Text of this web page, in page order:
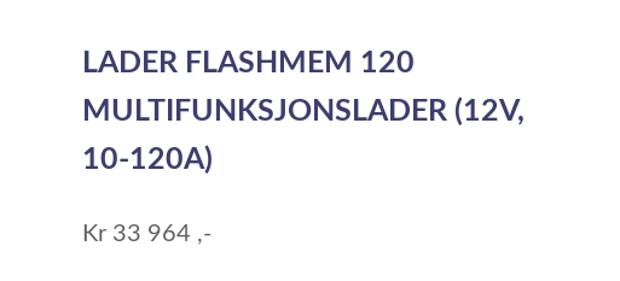
LADER FLASHMEM 120
MULTIFUNKSJONSLADER (12V,
10-120A)
Kr 33 964 ,-